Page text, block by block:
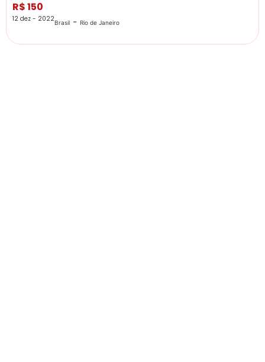
R$ 150
12 dez - 2022Brasil - Rio de Janeiro